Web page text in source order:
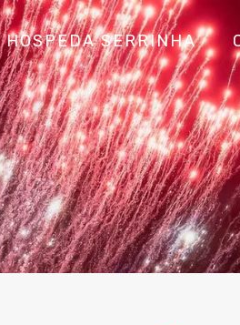
HOSPEDA SERRINHA